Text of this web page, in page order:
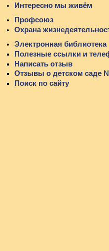
Интересно мы живём
Профсоюз
Охрана
Электронная библиотека
Полезные ссылки и
Написать отзыв
Отзывы о детском саде
Поиск по сайту